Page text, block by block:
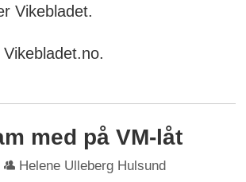
Vikebladet.
med på VM-låt
Helene Ulleberg Hulsund